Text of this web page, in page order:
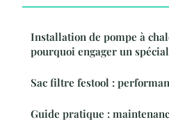
Installation de pompe à
pourquoi engager un
Sac filtre festool :
Guide pratique :